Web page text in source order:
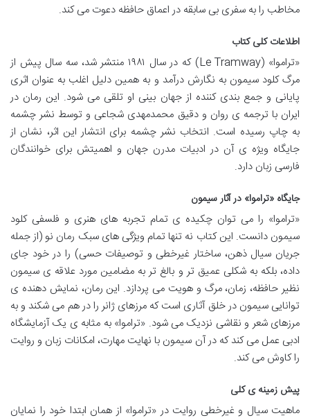
مخاطب را به سفری بی سابقه در اعماق حافظه دعوت می کند.
اطلاعات کلی کتاب
«تراموا» (Le Tramway) که در سال ۱۹۸۱ منتشر شد، سه سال پیش از
مرگ کلود سیمون به نگارش درآمد و به همین دلیل اغلب به عنوان اثری
پایانی و جمع بندی کننده از جهان بینی او تلقی می شود. این رمان در
ایران با ترجمه ی روان و دقیق محمدمهدی شجاعی و توسط نشر چشمه
به چاپ رسیده است. انتخاب نشر چشمه برای انتشار این اثر، نشان از
جایگاه ویژه ی آن در ادبیات مدرن جهان و اهمیتش برای خوانندگان
فارسی زبان دارد.
جایگاه «تراموا» در آثار سیمون
«تراموا» را می توان چکیده ی تمام تجربه های هنری و فلسفی کلود
سیمون دانست. این کتاب نه تنها تمام ویژگی های سبک رمان نو (از جمله
جریان سیال ذهن، ساختار غیرخطی و توصیفات حسی) را در خود جای
داده، بلکه به شکلی عمیق تر و بالغ تر به مضامین مورد علاقه ی سیمون
نظیر حافظه، زمان، مرگ و هویت می پردازد. این رمان، نمایش دهنده ی
توانایی سیمون در خلق آثاری است که مرزهای ژانر را در هم می شکند و به
مرزهای شعر و نقاشی نزدیک می شود. «تراموا» به مثابه ی یک آزمایشگاه
ادبی عمل می کند که در آن سیمون با نهایت مهارت، امکانات زبان و روایت
را کاوش می کند.
پیش زمینه ی کلی
ماهیت سیال و غیرخطی روایت در «تراموا» از همان ابتدا خود را نمایان